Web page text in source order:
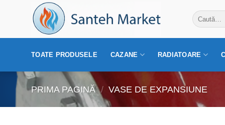
Caută
după:
TOATE PRODUSELE CAZANE RADIATOARE
PRIMA PAGINĂ / VASE DE EXPANSIUNE